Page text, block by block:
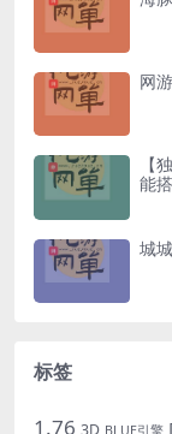
网
【
能
城
标签
1.76 3D BLUE引擎